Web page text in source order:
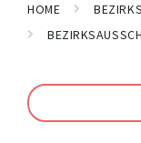
HOME